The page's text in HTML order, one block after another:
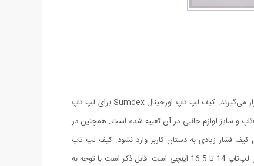
کیف‌های لپ‌تاپ دارای اهمیت بسیار بالایی در حمل و نگهداری لپ‌تاپ‌ها دارند. این کیف‌ها برای سایز‌های مختلفی از لپ‌تاپ‌ها ساخته و مورد استفاده قرار می‌گیرند. کیف لپ تاپ اورجینال Sumdex برای لپ تاپ
و سایز لوازم جانبی در آن تعیبه شده است. همچنین در
فشار زیادی به دستان کاربر وارد نشود. کیف لپ تاپ
اورجینال Sumdex را می‌توانید به صورت دستی یا با بند رودوشی آن حمل کنید. گفتنی است داخل محفظه اصلی این محصول دارای فوم ابری برای حمل لپ‌تاپ 14 تا 16.5 اینچی است. قابل ذکر است با توجه به